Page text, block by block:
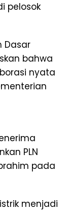
pelosok
Dasar
bahwa
nyata
PLN
pada
menjadi